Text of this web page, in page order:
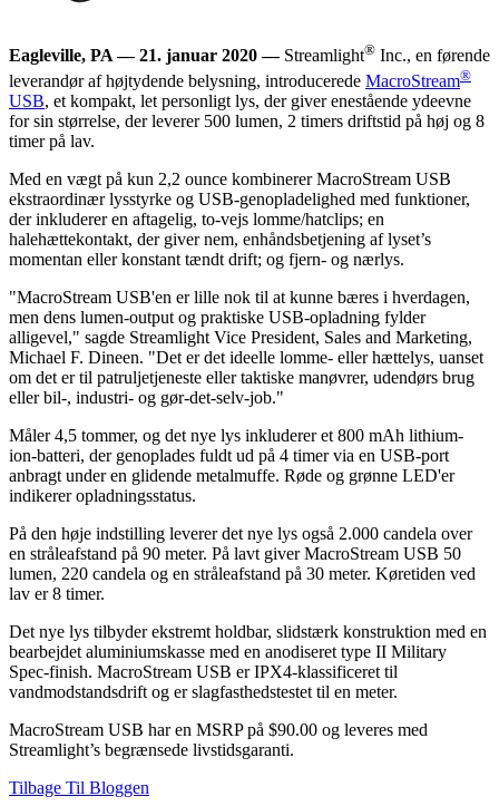
Eagleville, PA — 21. januar 2020 —Streamlight® Inc., en førende
leverandør af højtydende belysning, introducerede MacroStream®
USB, et kompakt, let personligt lys, der giver enestående ydeevne
for sin størrelse, der leverer 500 lumen, 2 timers driftstid på høj og 8
timer på lav.
Med en vægt på kun 2,2 ounce kombinerer MacroStream USB
ekstraordinær lysstyrke og USB-genopladelighed med funktioner,
der inkluderer en aftagelig, to-vejs lomme/hatclips; en
halehættekontakt, der giver nem, enhåndsbetjening af lyset’s
momentan eller konstant tændt drift; og fjern- og nærlys.
"MacroStream USB'en er lille nok til at kunne bæres i hverdagen,
men dens lumen-output og praktiske USB-opladning fylder
alligevel," sagde Streamlight Vice President, Sales and Marketing,
Michael F. Dineen. "Det er det ideelle lomme- eller hættelys, uanset
om det er til patruljetjeneste eller taktiske manøvrer, udendørs brug
eller bil-, industri- og gør-det-selv-job."
Måler 4,5 tommer, og det nye lys inkluderer et 800 mAh lithium-
ion-batteri, der genoplades fuldt ud på 4 timer via en USB-port
anbragt under en glidende metalmuffe. Røde og grønne LED'er
indikerer opladningsstatus.
På den høje indstilling leverer det nye lys også 2.000 candela over
en stråleafstand på 90 meter. På lavt giver MacroStream USB 50
lumen, 220 candela og en stråleafstand på 30 meter. Køretiden ved
lav er 8 timer.
Det nye lys tilbyder ekstremt holdbar, slidstærk konstruktion med en
bearbejdet aluminiumskasse med en anodiseret type II Military
Spec-finish. MacroStream USB er IPX4-klassificeret til
vandmodstandsdrift og er slagfasthedstestet til en meter.
MacroStream USB har en MSRP på $90.00 og leveres med
Streamlight’s begrænsede livstidsgaranti.
Tilbage Til Bloggen